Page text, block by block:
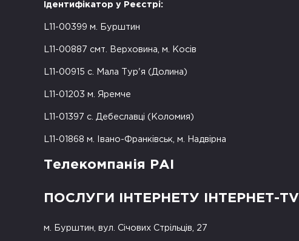
Ідентифікатор у Реєстрі:
L11-00399 м. Бурштин
L11-00887 смт. Верховина, м. Косів
L11-00915 с. Мала Тур'я (Долина)
L11-01203 м. Яремче
L11-01397 с. Дебеславці (Коломия)
L11-01868 м. Івано-Франківськ, м. Надвірна
Телекомпанія РАІ
ПОСЛУГИ ІНТЕРНЕТУ ІНТЕРНЕТ-TV
м. Бурштин, вул. Січових Стрільців, 27